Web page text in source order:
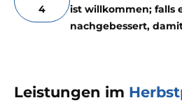
4
ist willkommen; falls
nachgebessert,
Leistungen im